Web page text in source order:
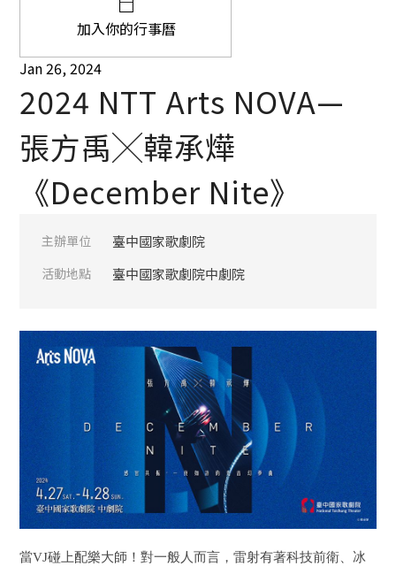
加入你的行事曆
Jan 26, 2024
2024 NTT Arts NOVA—
張方禹╳韓承燁
《December Nite》
主辦單位 臺中國家歌劇院
活動地點 臺中國家歌劇院中劇院
當VJ碰上配樂大師！對一般人而言，雷射有著科技前衛、冰